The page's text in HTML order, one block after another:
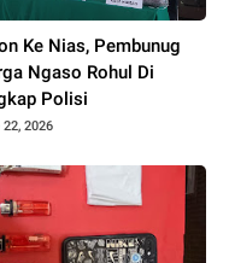
Ke Nias, Pembunug
Ngaso Rohul Di
Polisi
2026